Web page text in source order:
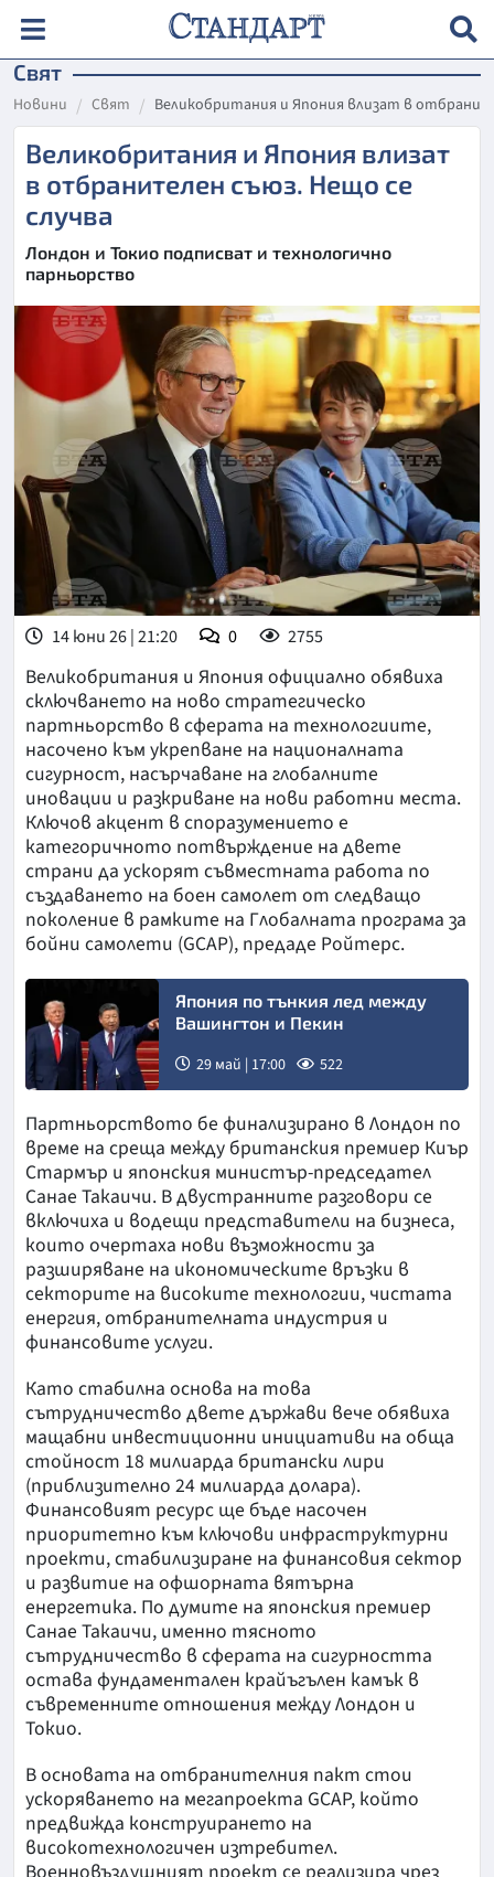
Свят
Новини Свят Великобритания и Япония влизат в
Великобритания и Япония влизат
в отбранителен съюз. Нещо се
случва
Лондон и Токио подписват и технологично
парньорство
14 юни 26 | 21:20 0 2755
Великобритания и Япония официално обявиха
сключването на ново стратегическо
партньорство в сферата на технологиите,
насочено към укрепване на националната
сигурност, насърчаване на глобалните
иновации и разкриване на нови работни места.
Ключов акцент в споразумението е
категоричното потвърждение на двете
страни да ускорят съвместната работа по
създаването на боен самолет от следващо
поколение в рамките на Глобалната програма за
бойни самолети (GCAP), предаде Ройтерс.
Япония по тънкия лед между
Вашингтон и Пекин
29 май | 17:00 522
Партньорството бе финализирано в Лондон по
време на среща между британския премиер Киър
Стармър и японския министър-председател
Санае Такаичи. В двустранните разговори се
включиха и водещи представители на бизнеса,
които очертаха нови възможности за
разширяване на икономическите връзки в
секторите на високите технологии, чистата
енергия, отбранителната индустрия и
финансовите услуги.
Като стабилна основа на това
сътрудничество двете държави вече обявиха
мащабни инвестиционни инициативи на обща
стойност 18 милиарда британски лири
(приблизително 24 милиарда долара).
Финансовият ресурс ще бъде насочен
приоритетно към ключови инфраструктурни
проекти, стабилизиране на финансовия сектор
и развитие на офшорната вятърна
енергетика. По думите на японския премиер
Санае Такаичи, именно тясното
сътрудничество в сферата на сигурността
остава фундаментален крайъгълен камък в
съвременните отношения между Лондон и
Токио.
В основата на отбранителния пакт стои
ускоряването на мегапроекта GCAP, който
предвижда конструирането на
високотехнологичен изтребител.